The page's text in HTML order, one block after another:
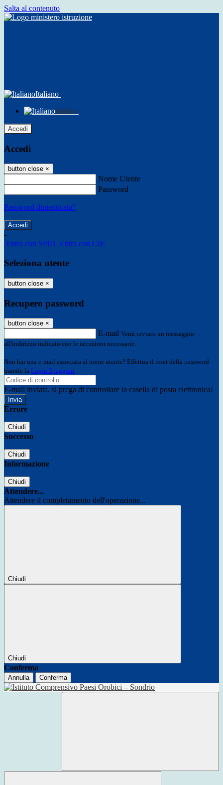
Salta al contenuto
Italiano
Italiano
Accedi
Accedi
button close ×
Nome Utente
Password
Password dimenticata?
-
Entra con SPID Entra con CIE
Seleziona utente
button close ×
Recupero password
button close ×
E-mail Verrà inviato un messaggio
all'indirizzo indicato con le istruzioni necessarie.
Non hai una e-mail associata al nome utente? Effettua il reset della password
tramite la Login Spaggiari
E-mail inviata, si prega di controllare la casella di posta elettronica!
Errore
Chiudi
Successo
Chiudi
Informazione
Chiudi
Attendere...
Attendere il completamento dell'operazione...
Chiudi
Chiudi
Conferma
Annulla Conferma